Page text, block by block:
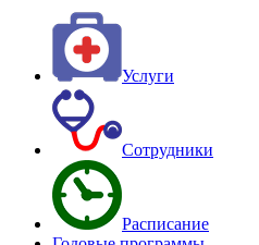
Услуги
Сотрудники
Расписание